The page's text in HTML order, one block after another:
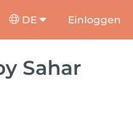
DE Einloggen
Sahar